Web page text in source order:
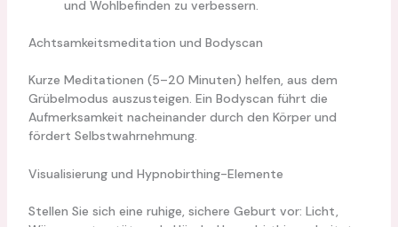
und Wohlbefinden zu verbessern.
Achtsamkeitsmeditation und Bodyscan
Kurze Meditationen (5–20 Minuten) helfen, aus dem
Grübelmodus auszusteigen. Ein Bodyscan führt die
Aufmerksamkeit nacheinander durch den Körper und
fördert Selbstwahrnehmung.
Visualisierung und Hypnobirthing-Elemente
Stellen Sie sich eine ruhige, sichere Geburt vor: Licht,